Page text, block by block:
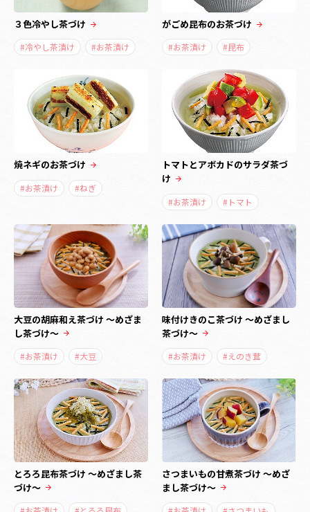
３色冷やし茶づけ
#冷やし茶漬け #お茶漬け
がごめ昆布のお茶づけ
#お茶漬け #昆布
焼ネギのお茶づけ
#お茶漬け #ねぎ
トマトとアボカドのサラダ茶づ
け
#お茶漬け #トマト
大豆の胡麻和え茶づけ ～めざま
し茶づけ～
#お茶漬け #大豆
味付けきのこ茶づけ ～めざまし
茶づけ～
#お茶漬け #えのき茸
とろろ昆布茶づけ ～めざまし茶
づけ～
さつまいもの甘煮茶づけ ～めざ
まし茶づけ～